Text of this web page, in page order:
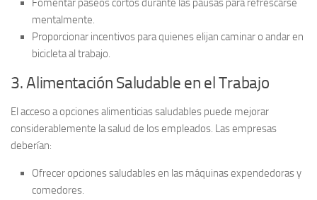
Fomentar paseos cortosdurante las pausas para refrescarse
mentalmente.
Proporcionar incentivos para quienes elijan caminar o andar en
bicicleta al trabajo.
3. Alimentación Saludable en el Trabajo
El acceso a opciones alimenticias saludables puede mejorar
considerablemente la salud de los empleados. Las empresas
deberían:
Ofreceropciones saludablesen las máquinas expendedoras y
comedores.